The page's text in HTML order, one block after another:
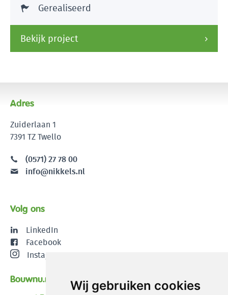
Wij gebruiken cookies
Gerealiseerd
Bekijk project
Adres
Zuiderlaan 1
7391 TZ Twello
(0571) 27 78 00
info@nikkels.nl
Volg ons
LinkedIn
Facebook
Instagram
Bouwnu.nl